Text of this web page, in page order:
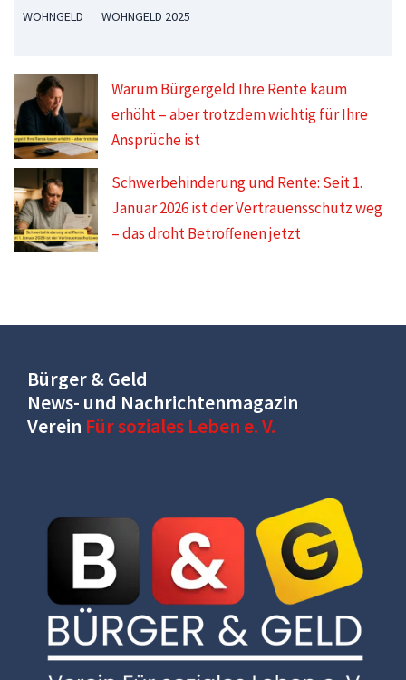
WOHNGELD WOHNGELD 2025
Warum Bürgergeld Ihre Rente kaum
erhöht – aber trotzdem wichtig für Ihre
Ansprüche ist
Schwerbehinderung und Rente: Seit 1.
Januar 2026 ist der Vertrauensschutz weg
– das droht Betroffenen jetzt
Bürger & Geld
News- und Nachrichtenmagazin
Verein Für soziales Leben e. V.